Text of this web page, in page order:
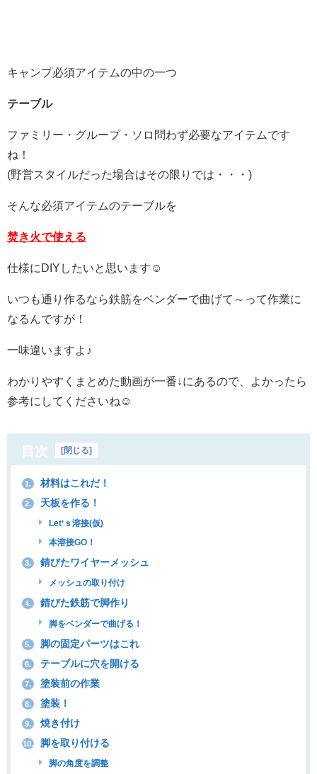
キャンプ必須アイテムの中の一つ
テーブル
ファミリー・グループ・ソロ問わず必要なアイテムです
ね！
(野営スタイルだった場合はその限りでは・・・)
そんな必須アイテムのテーブルを
焚き火で使える
仕様にDIYしたいと思います☺
いつも通り作るなら鉄筋をベンダーで曲げて～って作業に
なるんですが！
一味違いますよ♪
わかりやすくまとめた動画が一番↓にあるので、よかったら
参考にしてくださいね☺
目次 [閉じる]
1. 材料はこれだ！
2. 天板を作る！
Let‘ｓ溶接(仮)
本溶接GO！
3. 錆びたワイヤーメッシュ
メッシュの取り付け
4. 錆びた鉄筋で脚作り
脚をベンダーで曲げる！
5. 脚の固定パーツはこれ
6. テーブルに穴を開ける
7. 塗装前の作業
8. 塗装！
9. 焼き付け
10. 脚を取り付ける
脚の角度を調整